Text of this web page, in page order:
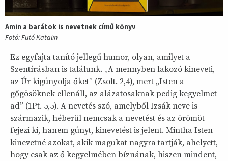
Amin a barátok is nevetnek című könyv
Fotó: Futó Katalin
Ez egyfajta tanító jellegű humor, olyan, amilyet a
Szentírásban is találunk. „A mennyben lakozó kineveti,
az Úr kigúnyolja őket” (Zsolt. 2,4), mert „Isten a
gőgösöknek ellenáll, az alázatosaknak pedig kegyelmet
ad” (1Pt. 5,5). A nevetés szó, amelyből Izsák neve is
származik, héberül nemcsak a nevetést és az örömöt
fejezi ki, hanem gúnyt, kinevetést is jelent. Mintha Isten
kinevetné azokat, akik magukat nagyra tartják, ahelyett,
hogy csak az ő kegyelmében bíznának, hiszen mindent,